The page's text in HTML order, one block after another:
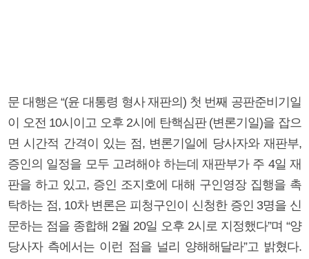
문 대행은 “(윤 대통령 형사 재판의) 첫 번째 공판준비기일
이 오전 10시이고 오후 2시에 탄핵심판 (변론기일)을 잡으
면 시간적 간격이 있는 점, 변론기일에 당사자와 재판부,
증인의 일정을 모두 고려해야 하는데 재판부가 주 4일 재
판을 하고 있고, 증인 조지호에 대해 구인영장 집행을 촉
탁하는 점, 10차 변론은 피청구인이 신청한 증인 3명을 신
문하는 점을 종합해 2월 20일 오후 2시로 지정했다”며 “양
당사자 측에서는 이런 점을 널리 양해해달라”고 밝혔다.